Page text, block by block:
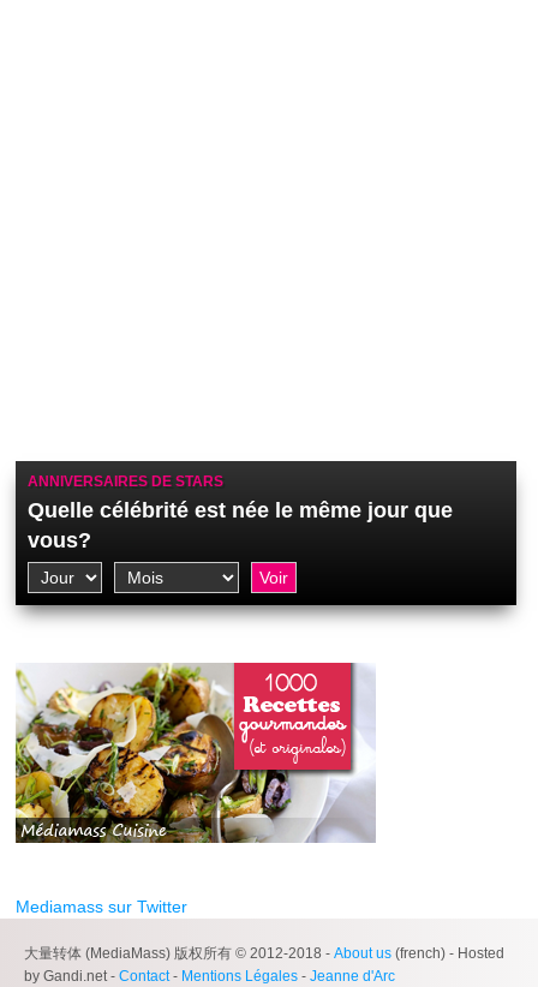
ANNIVERSAIRES DE STARS
Quelle célébrité est née le même jour que
vous?
Mediamass sur Twitter
大量转体 (MediaMass) 版权所有 © 2012-2018 - About us (french) - Hosted
by Gandi.net - Contact- Mentions Légales - Jeanne d'Arc